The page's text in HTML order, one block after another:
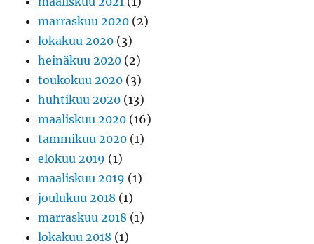
marraskuu 2020 (2)
lokakuu 2020 (3)
heinäkuu 2020 (2)
toukokuu 2020 (3)
huhtikuu 2020 (13)
maaliskuu 2020 (16)
tammikuu 2020 (1)
elokuu 2019 (1)
maaliskuu 2019 (1)
joulukuu 2018 (1)
marraskuu 2018 (1)
lokakuu 2018 (1)